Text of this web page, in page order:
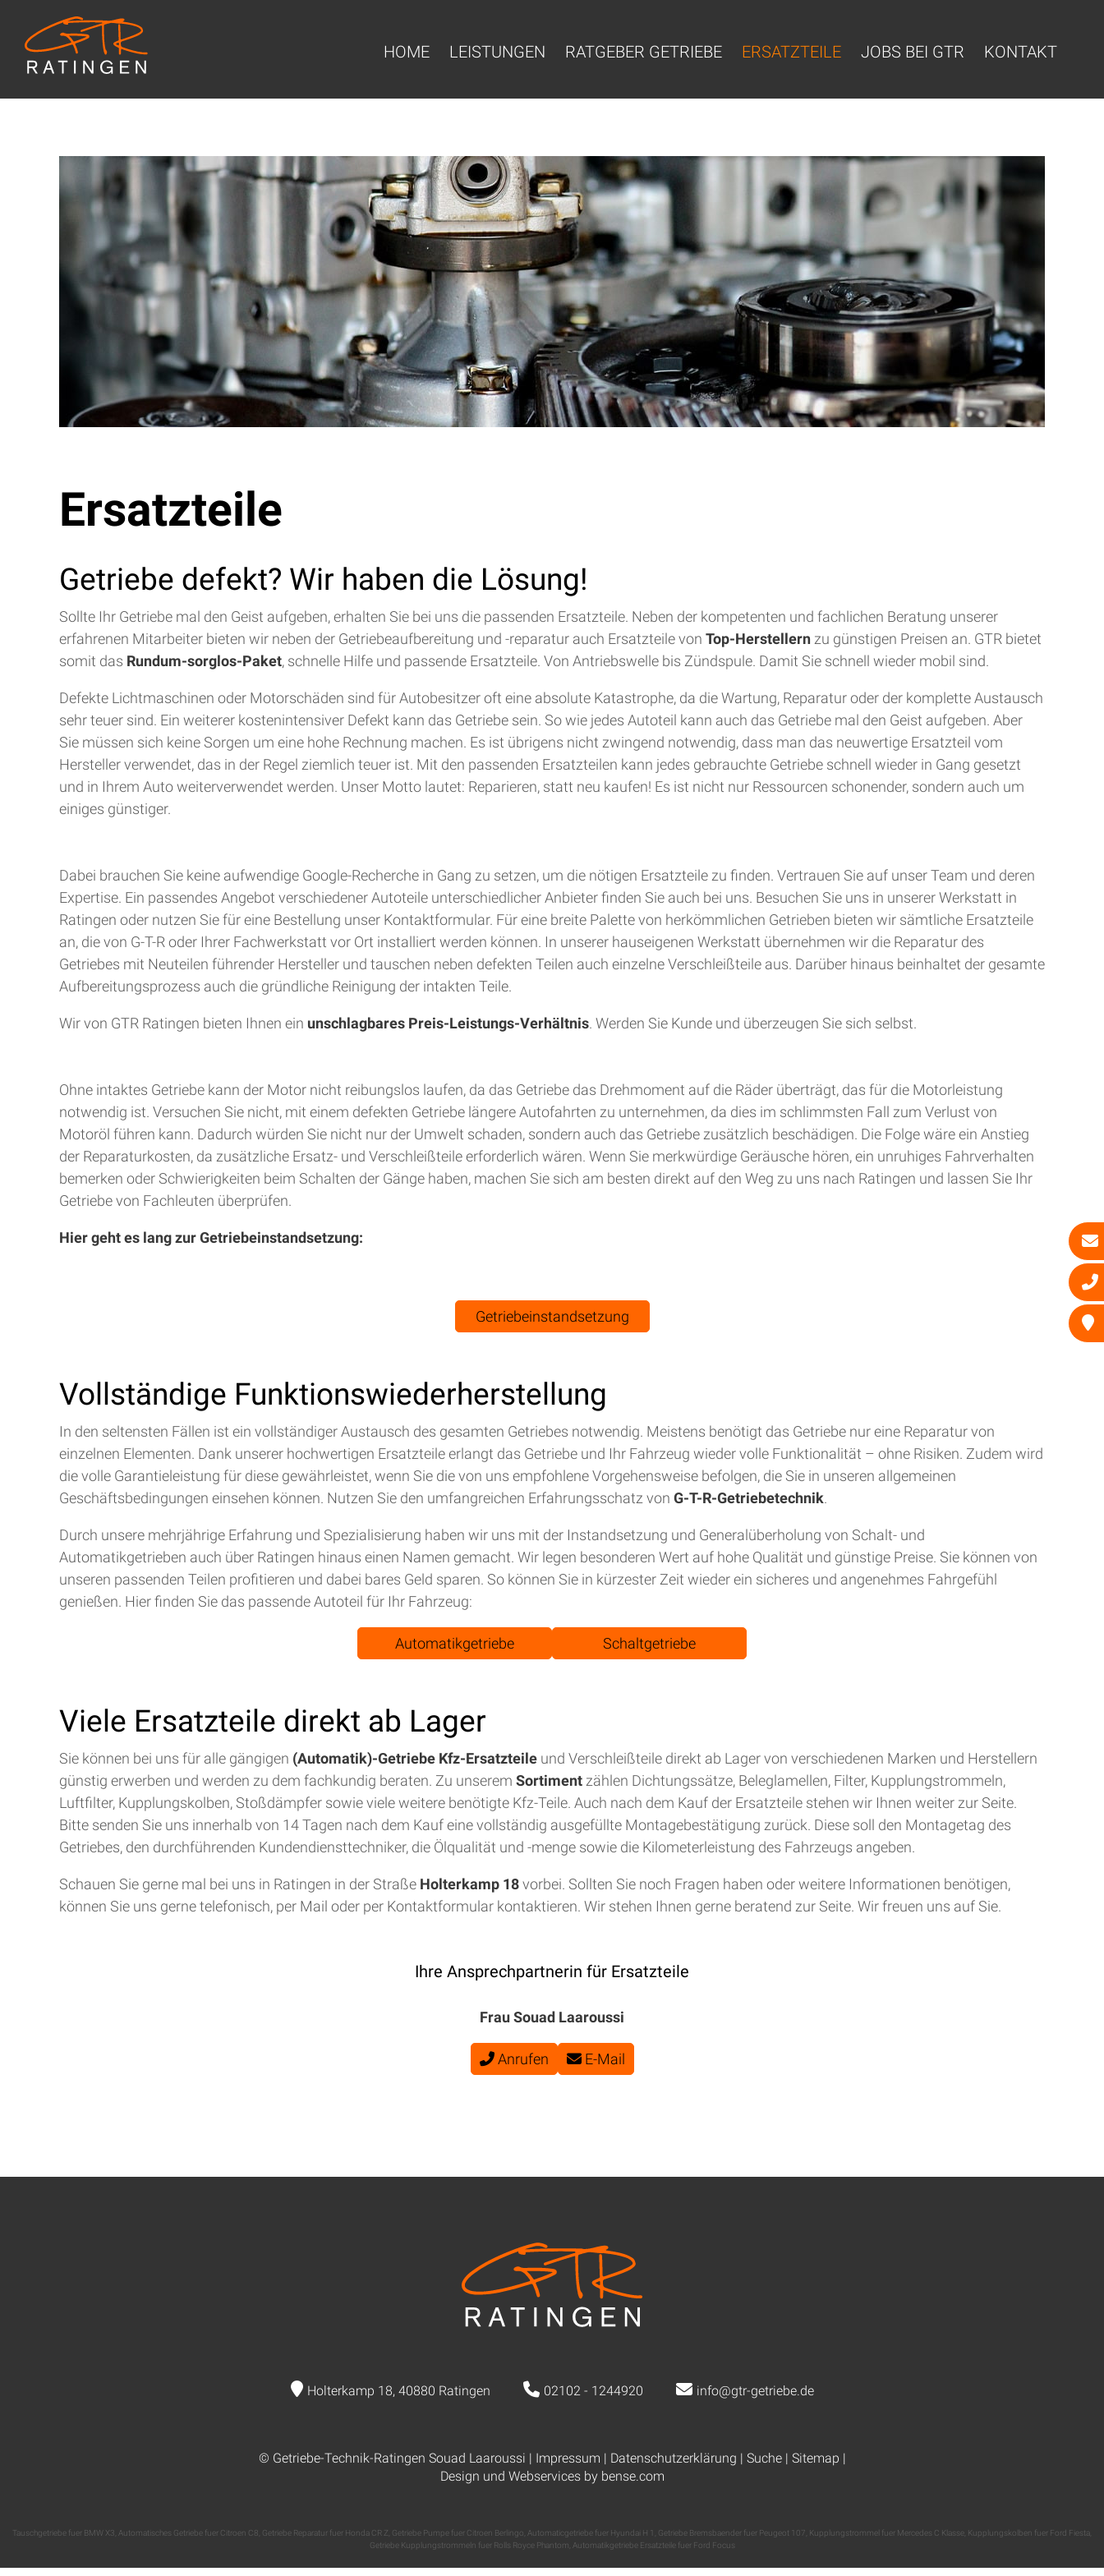
HOME LEISTUNGEN RATGEBER GETRIEBE ERSATZTEILE JOBS BEI GTR KONTAKT
Ersatzteile
Getriebe defekt? Wir haben die Lösung!
Sollte Ihr Getriebe mal den Geist aufgeben, erhalten Sie bei uns die passenden Ersatzteile. Neben der kompetenten und fachlichen Beratung unserer
erfahrenen Mitarbeiter bieten wir neben der Getriebeaufbereitung und -reparatur auch Ersatzteile von Top-Herstellern zu günstigen Preisen an. GTR bietet
somit das Rundum-sorglos-Paket, schnelle Hilfe und passende Ersatzteile. Von Antriebswelle bis Zündspule. Damit Sie schnell wieder mobil sind.
Defekte Lichtmaschinen oder Motorschäden sind für Autobesitzer oft eine absolute Katastrophe, da die Wartung, Reparatur oder der komplette Austausch
sehr teuer sind. Ein weiterer kostenintensiver Defekt kann das Getriebe sein. So wie jedes Autoteil kann auch das Getriebe mal den Geist aufgeben. Aber
Sie müssen sich keine Sorgen um eine hohe Rechnung machen. Es ist übrigens nicht zwingend notwendig, dass man das neuwertige Ersatzteil vom
Hersteller verwendet, das in der Regel ziemlich teuer ist. Mit den passenden Ersatzteilen kann jedes gebrauchte Getriebe schnell wieder in Gang gesetzt
und in Ihrem Auto weiterverwendet werden. Unser Motto lautet: Reparieren, statt neu kaufen! Es ist nicht nur Ressourcen schonender, sondern auch um
einiges günstiger.
Dabei brauchen Sie keine aufwendige Google-Recherche in Gang zu setzen, um die nötigen Ersatzteile zu finden. Vertrauen Sie auf unser Team und deren
Expertise. Ein passendes Angebot verschiedener Autoteile unterschiedlicher Anbieter finden Sie auch bei uns. Besuchen Sie uns in unserer Werkstatt in
Ratingen oder nutzen Sie für eine Bestellung unser Kontaktformular. Für eine breite Palette von herkömmlichen Getrieben bieten wir sämtliche Ersatzteile
an, die von G-T-R oder Ihrer Fachwerkstatt vor Ort installiert werden können. In unserer hauseigenen Werkstatt übernehmen wir die Reparatur des
Getriebes mit Neuteilen führender Hersteller und tauschen neben defekten Teilen auch einzelne Verschleißteile aus. Darüber hinaus beinhaltet der gesamte
Aufbereitungsprozess auch die gründliche Reinigung der intakten Teile.
Wir von GTR Ratingen bieten Ihnen ein unschlagbares Preis-Leistungs-Verhältnis. Werden Sie Kunde und überzeugen Sie sich selbst.
Ohne intaktes Getriebe kann der Motor nicht reibungslos laufen, da das Getriebe das Drehmoment auf die Räder überträgt, das für die Motorleistung
notwendig ist. Versuchen Sie nicht, mit einem defekten Getriebe längere Autofahrten zu unternehmen, da dies im schlimmsten Fall zum Verlust von
Motoröl führen kann. Dadurch würden Sie nicht nur der Umwelt schaden, sondern auch das Getriebe zusätzlich beschädigen. Die Folge wäre ein Anstieg
der Reparaturkosten, da zusätzliche Ersatz- und Verschleißteile erforderlich wären. Wenn Sie merkwürdige Geräusche hören, ein unruhiges Fahrverhalten
bemerken oder Schwierigkeiten beim Schalten der Gänge haben, machen Sie sich am besten direkt auf den Weg zu uns nach Ratingen und lassen Sie Ihr
Getriebe von Fachleuten überprüfen.
Hier geht es lang zur Getriebeinstandsetzung:
Getriebeinstandsetzung
Vollständige Funktionswiederherstellung
In den seltensten Fällen ist ein vollständiger Austausch des gesamten Getriebes notwendig. Meistens benötigt das Getriebe nur eine Reparatur von
einzelnen Elementen. Dank unserer hochwertigen Ersatzteile erlangt das Getriebe und Ihr Fahrzeug wieder volle Funktionalität – ohne Risiken. Zudem wird
die volle Garantieleistung für diese gewährleistet, wenn Sie die von uns empfohlene Vorgehensweise befolgen, die Sie in unseren allgemeinen
Geschäftsbedingungen einsehen können. Nutzen Sie den umfangreichen Erfahrungsschatz von G-T-R-Getriebetechnik.
Durch unsere mehrjährige Erfahrung und Spezialisierung haben wir uns mit der Instandsetzung und Generalüberholung von Schalt- und
Automatikgetrieben auch über Ratingen hinaus einen Namen gemacht. Wir legen besonderen Wert auf hohe Qualität und günstige Preise. Sie können von
unseren passenden Teilen profitieren und dabei bares Geld sparen. So können Sie in kürzester Zeit wieder ein sicheres und angenehmes Fahrgefühl
genießen. Hier finden Sie das passende Autoteil für Ihr Fahrzeug:
Automatikgetriebe Schaltgetriebe
Viele Ersatzteile direkt ab Lager
Sie können bei uns für alle gängigen (Automatik)-Getriebe Kfz-Ersatzteile und Verschleißteile direkt ab Lager von verschiedenen Marken und Herstellern
günstig erwerben und werden zu dem fachkundig beraten. Zu unserem Sortiment zählen Dichtungssätze, Beleglamellen, Filter, Kupplungstrommeln,
Luftfilter, Kupplungskolben, Stoßdämpfer sowie viele weitere benötigte Kfz-Teile. Auch nach dem Kauf der Ersatzteile stehen wir Ihnen weiter zur Seite.
Bitte senden Sie uns innerhalb von 14 Tagen nach dem Kauf eine vollständig ausgefüllte Montagebestätigung zurück. Diese soll den Montagetag des
Getriebes, den durchführenden Kundendiensttechniker, die Ölqualität und -menge sowie die Kilometerleistung des Fahrzeugs angeben.
Schauen Sie gerne mal bei uns in Ratingen in der Straße Holterkamp 18vorbei. Sollten Sie noch Fragen haben oder weitere Informationen benötigen,
können Sie uns gerne telefonisch, per Mail oder per Kontaktformular kontaktieren. Wir stehen Ihnen gerne beratend zur Seite. Wir freuen uns auf Sie.
Ihre Ansprechpartnerin für Ersatzteile
Frau Souad Laaroussi
Anrufen E-Mail
Holterkamp 18, 40880 Ratingen 02102 - 1244920 info@gtr-getriebe.de
© Getriebe-Technik-Ratingen Souad Laaroussi | Impressum | Datenschutzerklärung | Suche| Sitemap |
Design und Webservices by bense.com
Tauschgetriebe fuer BMW X3 Automatisches Getriebe fuer Citroen C8 Getriebe Reparatur fuer Honda CR Z Getriebe Pumpe fuer Citroen Berlingo Automaticgetriebe fuer Hyundai H 1 Getriebe Bremsbaender fuer Peugeot 107 Kupplungstrommel fuer Mercedes C Klasse Kupplungskolben fuer Ford Fiesta
Getriebe Kupplungstrommeln fuer Rolls Royce Phantom Automatikgetriebe Ersatzteile fuer Ford Focus